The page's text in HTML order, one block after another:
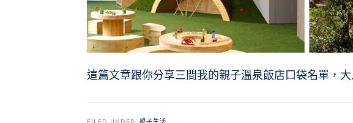
這篇文章跟你分享三間我的親子溫泉飯店口袋名單，